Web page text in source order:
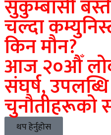
सुकुम्बासी
चल्दा
किन मौन?
आज २०औँ
संघर्ष,
चुनौतीहरूको
थप हेर्नुहोस